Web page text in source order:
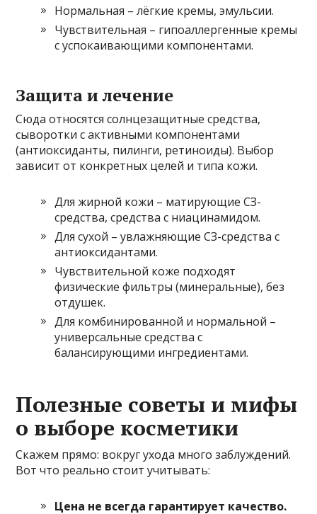
Нормальная – лёгкие кремы, эмульсии.
Чувствительная – гипоаллергенные кремы
с успокаивающими компонентами.
Защита и лечение
Сюда относятся солнцезащитные средства,
сыворотки с активными компонентами
(антиоксиданты, пилинги, ретиноиды). Выбор
зависит от конкретных целей и типа кожи.
Для жирной кожи – матирующие СЗ-
средства, средства с ниацинамидом.
Для сухой – увлажняющие СЗ-средства с
антиоксидантами.
Чувствительной коже подходят
физические фильтры (минеральные), без
отдушек.
Для комбинированной и нормальной –
универсальные средства с
балансирующими ингредиентами.
Полезные советы и мифы
о выборе косметики
Скажем прямо: вокруг ухода много заблуждений.
Вот что реально стоит учитывать:
Цена не всегда гарантирует качество.